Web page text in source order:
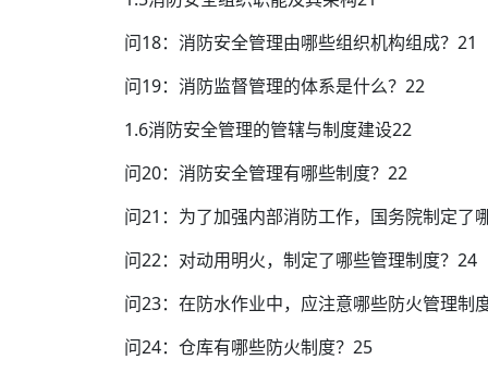
问18：消防安全管理由哪些组织机构组成？21
问19：消防监督管理的体系是什么？22
1.6消防安全管理的管辖与制度建设22
问20：消防安全管理有哪些制度？22
问21：为了加强内部消防工作，国务院制定了
问22：对动用明火，制定了哪些管理制度？24
问23：在防水作业中，应注意哪些防火管理制
问24：仓库有哪些防火制度？25